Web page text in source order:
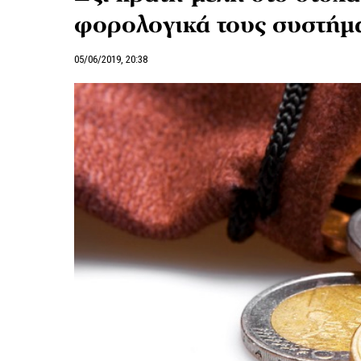
φορολογικά τους
05/06/2019, 20:38